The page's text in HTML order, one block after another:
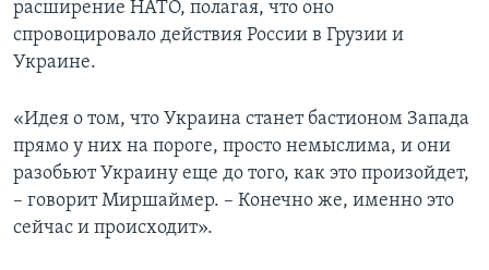
расширение НАТО, полагая, что оно
спровоцировало действия России в Грузии и
Украине.
«Идея о том, что Украина станет бастионом Запада
прямо у них на пороге, просто немыслима, и они
разобьют Украину еще до того, как это произойдет,
– говорит Миршаймер. – Конечно же, именно это
сейчас и происходит».